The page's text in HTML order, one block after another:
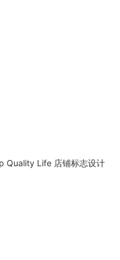
Quality Life 店铺标志设计